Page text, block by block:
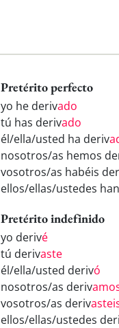
Pretérito perfecto
yo he derivado
tú has derivado
él/ella/usted ha deriv
nosotros/as hemos
vosotros/as habéis
ellos/ellas/ustedes
Pretérito indefinido
yo derivé
tú derivaste
él/ella/usted derivó
nosotros/as deriv
vosotros/as deriv
ellos/ellas/ustedes